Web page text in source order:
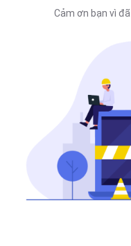
Cảm ơn bạn vì